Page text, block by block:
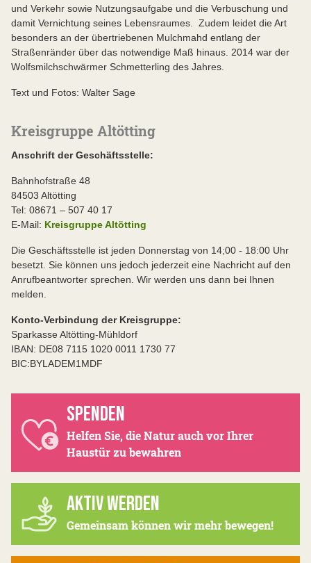
und Verkehr sowie Nutzungsaufgabe und die Verbuschung und
damit Vernichtung seines Lebensraumes. Zudem leidet die Art
besonders an der übertriebenen Mulchmahd entlang der
Straßenränder über das notwendige Maß hinaus. 2014 war der
Wolfsmilchschwärmer Schmetterling des Jahres.
Text und Fotos: Walter Sage
Kreisgruppe Altötting
Anschrift der Geschäftsstelle:
Bahnhofstraße 48
84503 Altötting
Tel: 08671 – 507 40 17
E-Mail: Kreisgruppe Altötting
Die Geschäftsstelle ist jeden Donnerstag von 14;00 - 18:00 Uhr
besetzt. Sie können uns jedoch jederzeit eine Nachricht auf den
Anrufbeantworter sprechen. Wir werden uns dann bei Ihnen
melden.
Konto-Verbindung der Kreisgruppe:
Sparkasse Altötting-Mühldorf
IBAN: DE08 7115 1020 0011 1730 77
BIC:BYLADEM1MDF
SPENDEN
Helfen Sie, die Natur auch vor Ihrer
Haustür zu bewahren
AKTIV WERDEN
Gemeinsam können wir mehr bewegen!